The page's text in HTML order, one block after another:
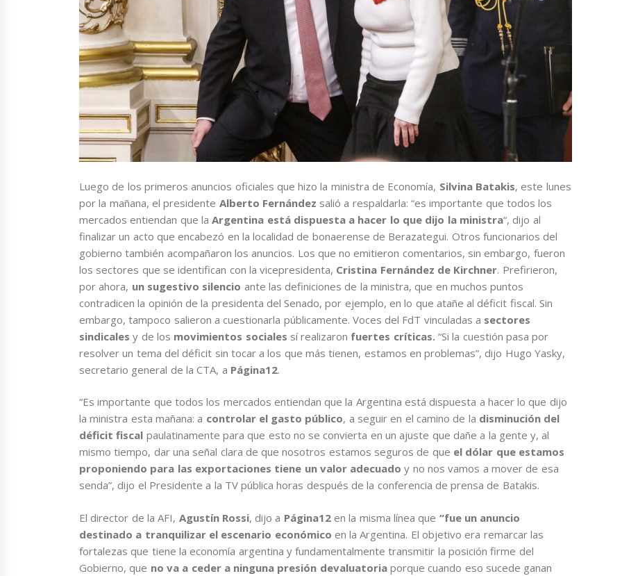
Luego de los primeros anuncios oficiales que hizo la ministra de Economía, Silvina Batakis, este lunes
por la mañana, el presidente Alberto Fernández salió a respaldarla: “es importante que todos los
mercados entiendan que la Argentina está dispuesta a hacer lo que dijo la ministra“, dijo al
finalizar un acto que encabezó en la localidad de bonaerense de Berazategui. Otros funcionarios del
gobierno también acompañaron los anuncios. Los que no emitieron comentarios, sin embargo, fueron
los sectores que se identifican con la vicepresidenta, Cristina Fernández de Kirchner. Prefirieron,
por ahora, un sugestivo silencio ante las definiciones de la ministra, que en muchos puntos
contradicen la opinión de la presidenta del Senado, por ejemplo, en lo que atañe al déficit fiscal. Sin
embargo, tampoco salieron a cuestionarla públicamente. Voces del FdT vinculadas a sectores
sindicales y de los movimientos sociales sí realizaron fuertes críticas.“Si la cuestión pasa por
resolver un tema del déficit sin tocar a los que más tienen, estamos en problemas”, dijo Hugo Yasky,
secretario general de la CTA, a Página12.
“Es importante que todos los mercados entiendan que la Argentina está dispuesta a hacer lo que dijo
la ministra esta mañana: a controlar el gasto público, a seguir en el camino de la disminución del
déficit fiscal paulatinamente para que esto no se convierta en un ajuste que dañe a la gente y, al
mismo tiempo, dar una señal clara de que nosotros estamos seguros de que el dólar que estamos
proponiendo para las exportaciones tiene un valor adecuado y no nos vamos a mover de esa
senda”, dijo el Presidente a la TV pública horas después de la conferencia de prensa de Batakis.
El director de la AFI, Agustín Rossi, dijo a Página12en la misma línea que “fue un anuncio
destinado a tranquilizar el escenario económico en la Argentina. El objetivo era remarcar las
fortalezas que tiene la economía argentina y fundamentalmente transmitir la posición firme del
Gobierno, que no va a ceder a ninguna presión devaluatoriaporque cuando eso sucede ganan